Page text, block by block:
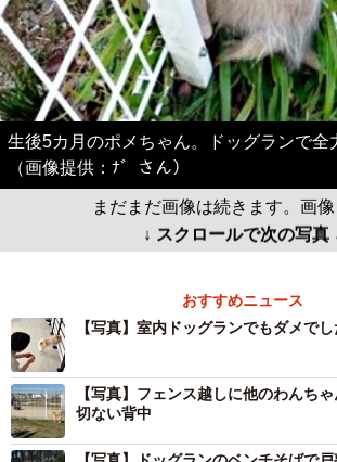
生後5カ月のポメちゃん。ドッグランで
（画像提供：ﾅ゛さん）
まだまだ画像は続きます。画像
↓ スクロールで次の写真
おすすめニュース
【写真】室内ドッグランでもダメで
【写真】フェンス越しに他のわんち
切ない背中